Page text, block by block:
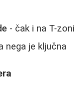
- čak i na T-zoni
nega je ključna